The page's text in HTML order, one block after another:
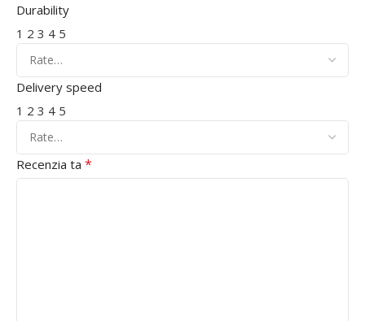
Durability
1 2 3 4 5
Delivery speed
1 2 3 4 5
Recenzia ta *